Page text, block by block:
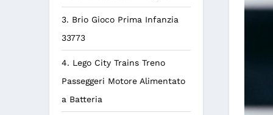
3. Brio Gioco Prima Infanzia
33773
4. Lego City Trains Treno
Passeggeri Motore Alimentato
a Batteria